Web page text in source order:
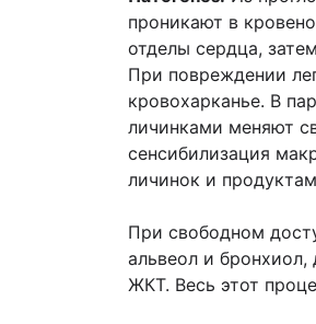
проникают в
отделы сердца,
При повреждении
кровохарканье. В
личинками меняют
сенсибилизация
личинок и
При свободном
альвеол и
ЖКТ. Весь этот